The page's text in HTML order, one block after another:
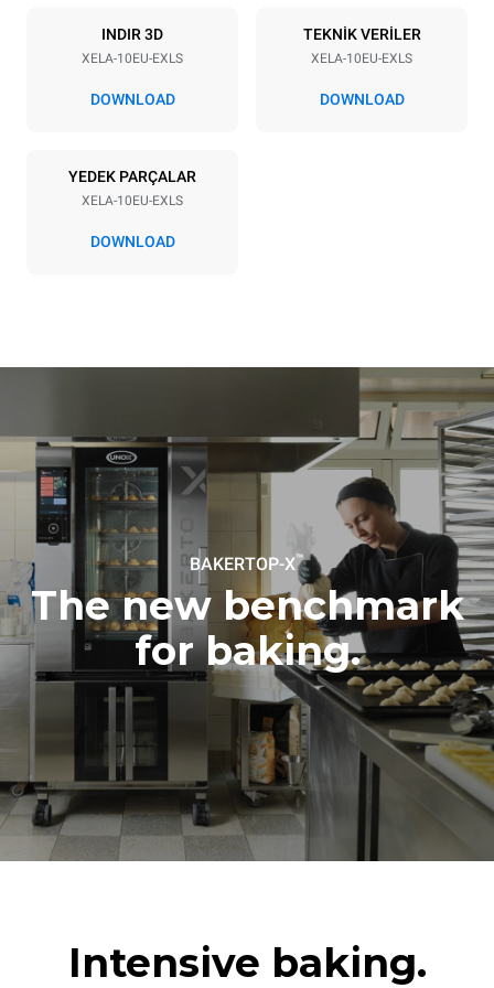
50 / 60 Hz DAHİL DEĞİLDİR
19,3 kWh/gün
Gas Protocol
(yılda 300 gün):
6 küçük porsiyon kızarmış
tavuk (fırın yükü: %20)
1 fırın dolusu patates
kızartması
3 fırın dolusu buharla
pişirilmiş yemek
180 °C'de 2 saat fırını boşta
tutma
Haftalık temizlik programı
kullanımı varsayımıyla tahmini
değer (yılda 42 hafta):
1 uzun temizlik programı
1 orta temizlik programı
INDIR 3D
XELA-10EU-EXLS
DOWNLOAD
TEKNİK VERİLER
XELA-10EU-EXLS
DOWNLOAD
YEDEK PARÇALAR
XELA-10EU-EXLS
DOWNLOAD
BAKERTOP-X™
The new benchmark
for baking.
Intensive baking.